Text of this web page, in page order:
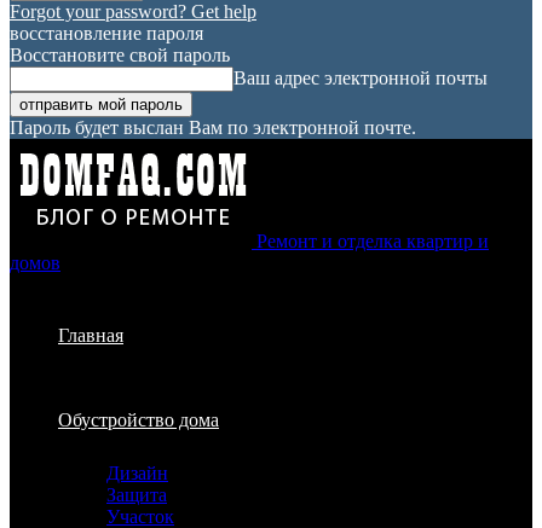
Forgot your password? Get help
восстановление пароля
Восстановите свой пароль
Ваш адрес электронной почты
Пароль будет выслан Вам по электронной почте.
Ремонт и отделка квартир и
домов
Главная
Обустройство дома
Дизайн
Защита
Участок